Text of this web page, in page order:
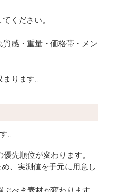
ください。
感・重量・価格帯・メン
ります。
。
先順位が変わります。
、実測値を手元に用意し